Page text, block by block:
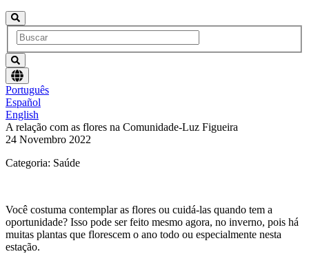
Escolha
um
idioma
Português
Español
English
A relação com as flores na Comunidade-Luz Figueira
24 Novembro 2022
Categoria: Saúde
Você costuma contemplar as flores ou cuidá-las quando tem a
oportunidade? Isso pode ser feito mesmo agora, no inverno, pois há
muitas plantas que florescem o ano todo ou especialmente nesta
estação.